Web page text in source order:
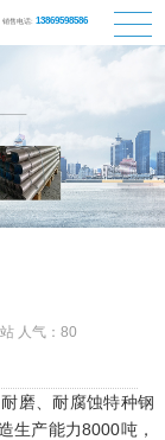
销售电话: 13869598586
人气：80
磨、耐腐蚀特种钢
生产能力8000吨，